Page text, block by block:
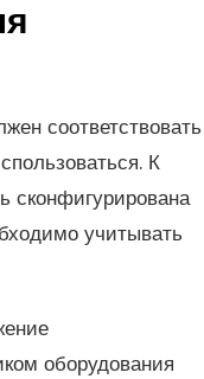
соответствовать
К
сконфигурирована
учитывать
оборудования